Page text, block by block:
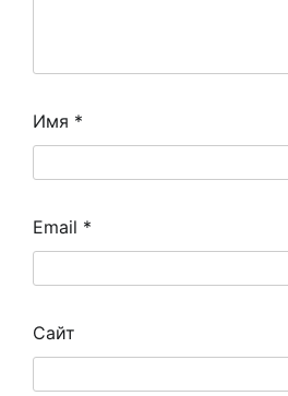
Имя *
Email *
Сайт